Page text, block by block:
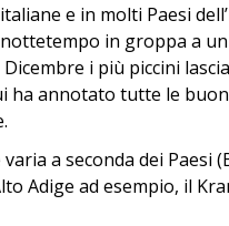
e in molti Paesi
in groppa a
i più piccini
ha annotato tutte le
a seconda dei Paesi
Adige ad esempio, il